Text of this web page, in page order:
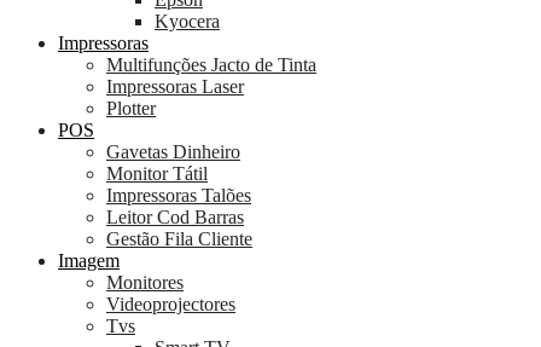
Kyocera
Impressoras
Multifunções Jacto de Tinta
Impressoras Laser
Plotter
POS
Gavetas Dinheiro
Monitor Tátil
Impressoras Talões
Leitor Cod Barras
Gestão Fila Cliente
Imagem
Monitores
Videoprojectores
Tvs